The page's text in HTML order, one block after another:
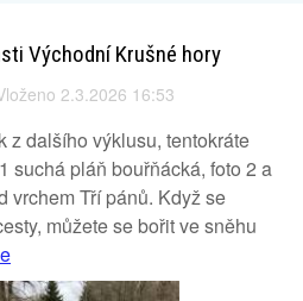
Východní Krušné hory
2.3.2026 16:53
z dalšího výklusu, tentokráte
suchá pláň bouřňácká, foto 2 a
vrchem Tří pánů. Když se
můžete se bořit ve sněhu